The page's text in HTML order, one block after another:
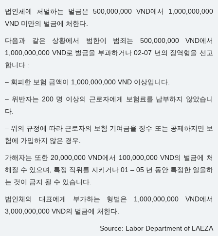
법인체에 처벌하는 벌금은 500,000,000 VND에서 1,000,000,000
VND 미만의 벌금에 처한다.
다음과 같은 상황에서 범한이 범죄는 500,000,000 VND에서
1,000,000,000 VND로 벌금을 부과하거나 02-07 년의 징역형을 선고
합니다 :
– 회피한 보험 금액이 1,000,000,000 VND 이상입니다.
– 위반자는 200 명 이상의 근로자에게 보험료를 납부하지 않았습니
다.
– 위의 규정에 따라 근로자의 보험 기여금을 징수 또는 공제하지만 보
험에 가입하지 않은 경우.
가해자는 또한 20,000,000 VND에서 100,000,000 VND의 벌금에 처
해질 수 있으며, 특정 직위를 지키거나 01 – 05 년 동안 특정한 일을하
는 것이 금지 될 수 있습니다.
법인체의 대표에게 부가하는 형벌은 1,000,000,000 VND에서
3,000,000,000 VND의 벌금에 처한다.
Source: Labor Department of LAEZA